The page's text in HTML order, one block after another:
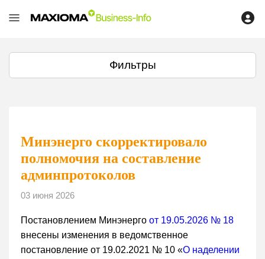
Фильтры
Минэнерго скорректировало
полномочия на составление
админпротоколов
03 июня 2026
Постановлением Минэнерго от 19.05.2026 № 18
внесены изменения в ведомственное
постановление от 19.02.2021 № 10 «О наделении